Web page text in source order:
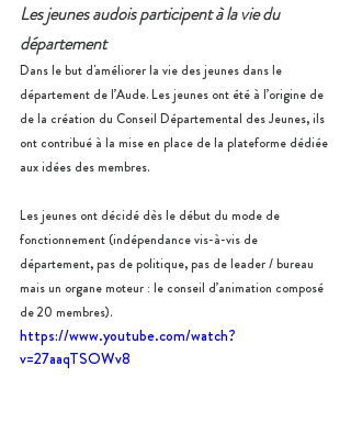
Les jeunes audois participent à la vie du
département
Dans le but d'améliorer la vie des jeunes dans le
département de l’Aude. Les jeunes ont été à l’origine de
de la création du Conseil Départemental des Jeunes, ils
ont contribué à la mise en place de la plateforme dédiée
aux idées des membres.
Les jeunes ont décidé dès le début du mode de
fonctionnement (indépendance vis-à-vis de
département, pas de politique, pas de leader / bureau
mais un organe moteur : le conseil d’animation composé
de 20 membres).
https://www.youtube.com/watch?
v=27aaqTSOWv8